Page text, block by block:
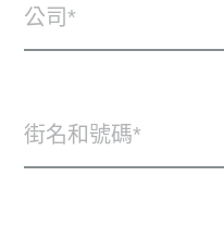
公司
街名和號碼